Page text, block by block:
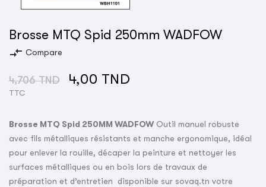
Brosse MTQ Spid 250mm WADFOW
compare_arrows Compare
4,706 TND 4,00 TND
TTC
Brosse MTQ Spid 250MM WADFOWOutil manuel robuste
avec fils métalliques résistants et manche ergonomique, idéal
pour enlever la rouille, décaper la peinture et nettoyer les
surfaces métalliques ou en bois lors de travaux de
préparation et d’entretien disponible sur sovaq.tn votre